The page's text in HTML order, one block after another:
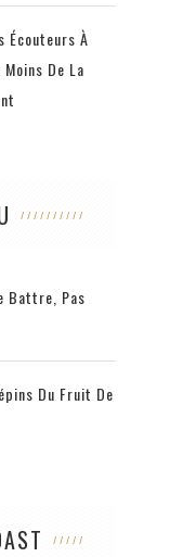
Écouteurs À
De La
Battre, Pas
Du Fruit De